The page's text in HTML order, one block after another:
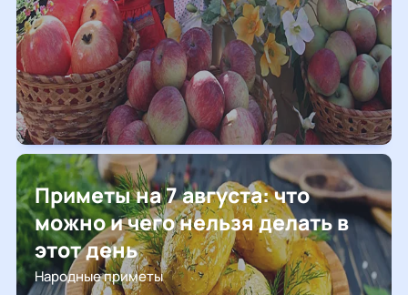
Приметы на 7 августа: что
можно и чего нельзя делать в
этот день
Народные приметы